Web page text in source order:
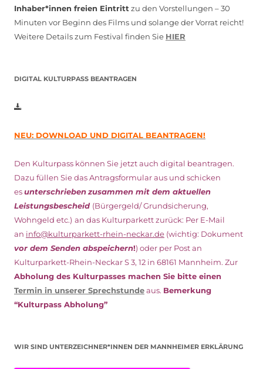
Inhaber*innen freien Eintritt zu den Vorstellungen – 30
Minuten vor Beginn des Films und solange der Vorrat reicht!
Weitere Details zum Festival finden Sie HIER
DIGITAL KULTURPASS BEANTRAGEN
NEU: DOWNLOAD UND DIGITAL BEANTRAGEN!
Den Kulturpass können Sie jetzt auch digital beantragen.
Dazu füllen Sie das Antragsformular aus und schicken
esunterschriebenzusammen mit dem aktuellen
Leistungsbescheid (Bürgergeld/ Grundsicherung,
Wohngeld etc.) an das Kulturparkett zurück: Per E-Mail
an info@kulturparkett-rhein-neckar.de (wichtig: Dokument
vor dem Senden abspeichern!) oder per Post an
Kulturparkett-Rhein-Neckar S 3, 12 in 68161 Mannheim. Zur
Abholung des Kulturpasses machen Sie bitte einen
Termin in unserer Sprechstundeaus. Bemerkung
“Kulturpass Abholung”
WIR SIND UNTERZEICHNER*INNEN DER MANNHEIMER ERKLÄRUNG